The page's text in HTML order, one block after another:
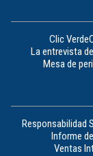
Clic Verde
La entrevista
Mesa de
Responsabilidad
Informe
Ventas